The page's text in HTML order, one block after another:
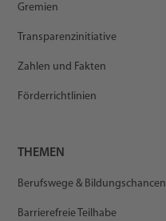
Gremien
Transparenzinitiative
Zahlen und Fakten
Förderrichtlinien
THEMEN
Berufswege & Bildungschancen
Barrierefreie Teilhabe